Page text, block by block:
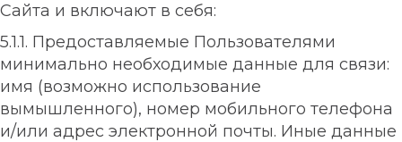
Сайта и включают в себя:
5.1.1. Предоставляемые Пользователями
минимально необходимые данные для связи:
имя (возможно использование
вымышленного), номер мобильного телефона
и/или адрес электронной почты. Иные данные